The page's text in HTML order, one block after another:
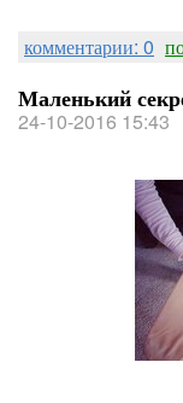
комментарии: 0
Маленький
24-10-2016 15:43